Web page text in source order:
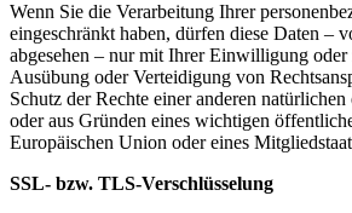
Wenn Sie die Verarbeitung Ihrer
eingeschränkt haben, dürfen diese Daten –
abgesehen – nur mit Ihrer Einwilligung oder
Ausübung oder Verteidigung von
Schutz der Rechte einer anderen
oder aus Gründen eines wichtigen
Europäischen Union oder eines
SSL- bzw. TLS-Verschlüsselung